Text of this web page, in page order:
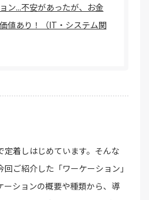
ン...不安があったが、お金
値あり！（IT・システム関
定着しはじめています。そんな
ご紹介した「ワーケーション」
ーションの概要や種類から、導